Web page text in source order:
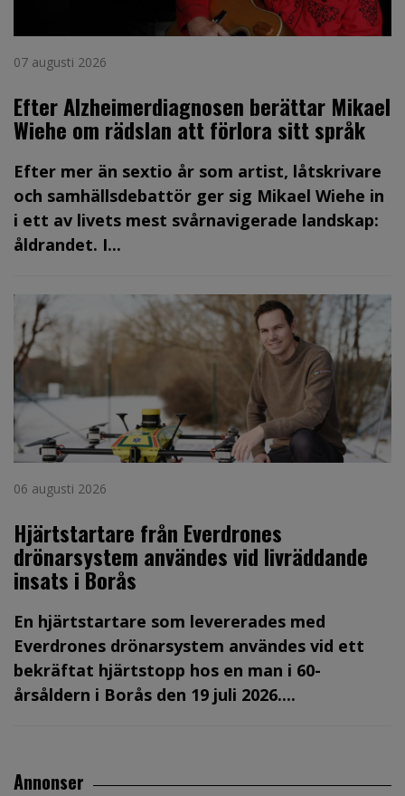
07 augusti 2026
Efter Alzheimerdiagnosen berättar Mikael
Wiehe om rädslan att förlora sitt språk
Efter mer än sextio år som artist, låtskrivare
och samhällsdebattör ger sig Mikael Wiehe in
i ett av livets mest svårnavigerade landskap:
åldrandet. I...
06 augusti 2026
Hjärtstartare från Everdrones
drönarsystem användes vid livräddande
insats i Borås
En hjärtstartare som levererades med
Everdrones drönarsystem användes vid ett
bekräftat hjärtstopp hos en man i 60-
årsåldern i Borås den 19 juli 2026....
Annonser